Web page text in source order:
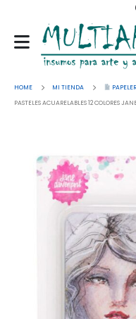
HOME MI TIENDA
PASTELES ACUARELABLES 12 COLORES